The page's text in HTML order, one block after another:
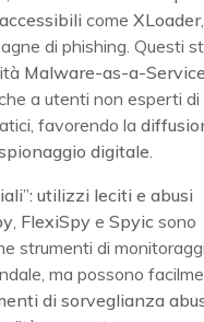
comeXLoader
di phishing. Questi
Malware-as-a-Service
a utenti non esperti di
favorendo la
digitale
utilizzi leciti e abusi
FlexiSpy eSpyic sono
strumenti di
ma possono
di sorveglianza